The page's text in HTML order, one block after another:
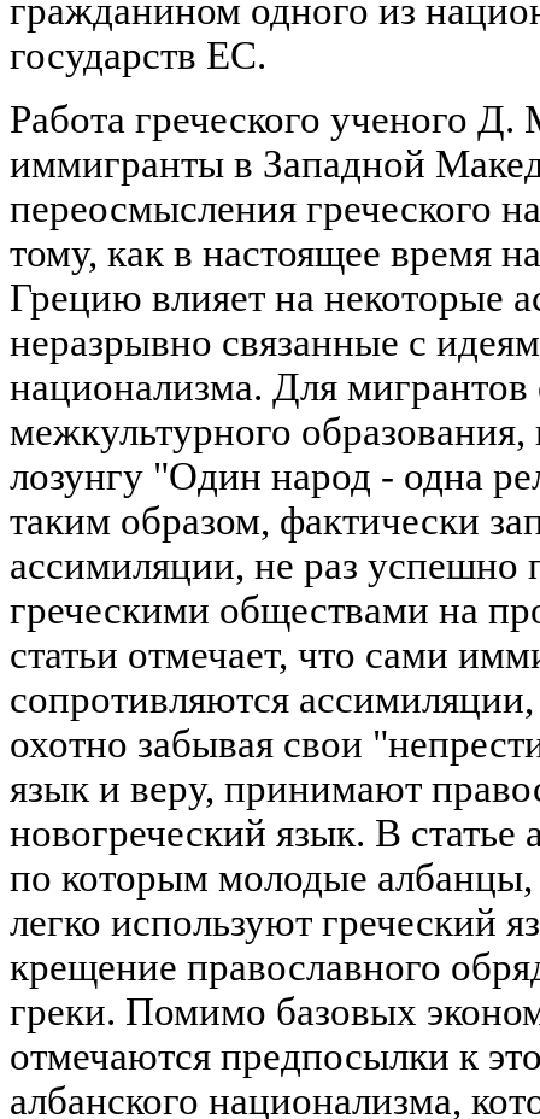
гражданином одного из
государств ЕС.
Работа греческого ученого
иммигранты в Западной
переосмысления греческого
тому, как в настоящее время
Грецию влияет на некоторые
неразрывно связанные с
национализма. Для
межкультурного
лозунгу "Один народ - одна
таким образом, фактически
ассимиляции, не раз успешно
греческими обществами на
статьи отмечает, что сами
сопротивляются
охотно забывая свои
язык и веру, принимают
новогреческий язык. В
по которым молодые
легко используют греческий
крещение православного
греки. Помимо базовых
отмечаются предпосылки к
албанского национализма,